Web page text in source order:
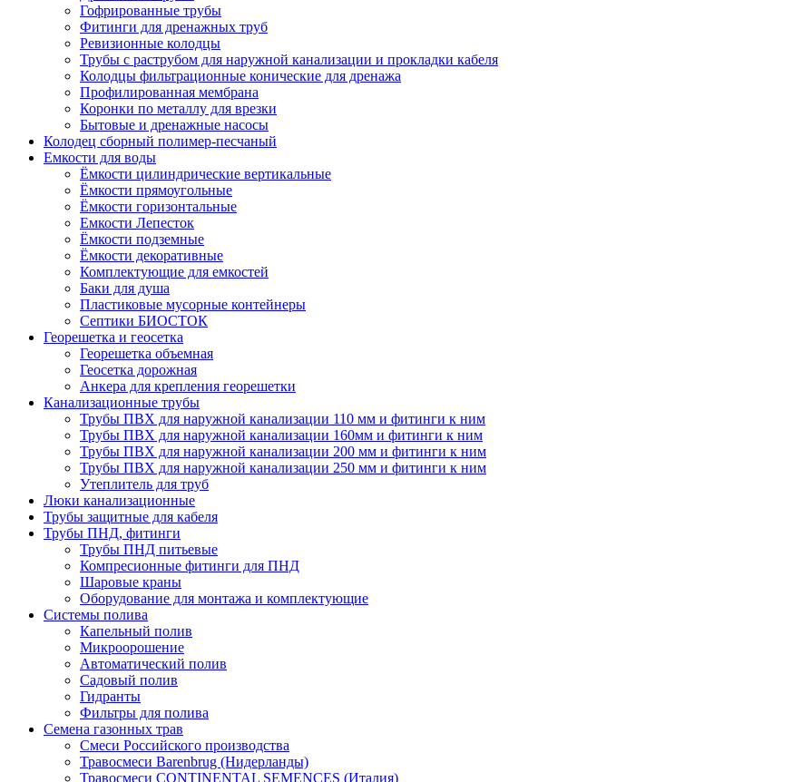
Гофрированные трубы
Фитинги для дренажных труб
Ревизионные колодцы
Трубы с раструбом для наружной канализации и прокладки кабеля
Колодцы фильтрационные конические для дренажа
Профилированная мембрана
Коронки по металлу для врезки
Бытовые и дренажные насосы
Колодец сборный полимер-песчаный
Емкости для воды
Ёмкости цилиндрические вертикальные
Ёмкости прямоугольные
Ёмкости горизонтальные
Емкости Лепесток
Ёмкости подземные
Ёмкости декоративные
Комплектующие для емкостей
Баки для душа
Пластиковые мусорные контейнеры
Септики БИОСТОК
Георешетка и геосетка
Георешетка объемная
Геосетка дорожная
Анкера для крепления георешетки
Канализационные трубы
Трубы ПВХ для наружной канализации 110 мм и фитинги к ним
Трубы ПВХ для наружной канализации 160мм и фитинги к ним
Трубы ПВХ для наружной канализации 200 мм и фитинги к ним
Трубы ПВХ для наружной канализации 250 мм и фитинги к ним
Утеплитель для труб
Люки канализационные
Трубы защитные для кабеля
Трубы ПНД, фитинги
Трубы ПНД питьевые
Компресионные фитинги для ПНД
Шаровые краны
Оборудование для монтажа и комплектующие
Системы полива
Капельный полив
Микроорошение
Автоматический полив
Садовый полив
Гидранты
Фильтры для полива
Семена газонных трав
Смеси Российского производства
Травосмеси Barenbrug (Нидерланды)
Травосмеси CONTINENTAL SEMENCES (Италия)